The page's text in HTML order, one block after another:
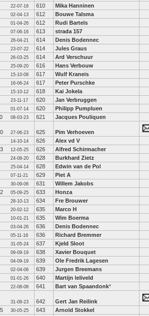
22-07-16 610 Mika Hanninen
02-04-13 612 Bouwe Talsma
01-04-26 612 Rudi Bartels
07-06-16 613 strada 157
26-04-21 614 Denis Bodennec
23-07-22 614 Jules Graus
26-03-25 614 Ard Verschuur
25-09-20 616 Hans Verbouw
15-10-08 617 Wulf Kraneis
16-06-24 617 Peter Purschke
15-10-12 618 Kai Jokela
23-11-17 620 Jan Verbruggen
01-07-14 620 Philipp Pumpluen
08-03-23 621 Jacques Pouliquen
27-06-23 625 Pim Verhoeven
14-10-14 626 Alex vd V
12-05-25 626 Alfred Schirmacher
24-08-20 628 Burkhard Zietz
25-04-14 628 Edwin van de Pol
07-11-21 629 Piet A
30-09-06 631 Willem Jakobs
05-09-25 633 Honza
28-10-13 634 Fre Brouwer
20-02-12 635 Marco H
10-01-21 635 Wim Boerma
03-04-26 636 Denis Bodennec
05-11-16 636 Richard Bremmer
31-05-24 637 Kjeld Sloot
09-09-19 638 Xavier Bouquet
04-09-19 639 Ole Fredrik Lagesen
02-04-06 639 Jurgen Breemans
01-01-26 640 Martijn leliveld
22-08-08 641 Bart van Spaandonk*
31-08-23 642 Gert Jan Reilink
30-05-25 643 Arnold Stokkel